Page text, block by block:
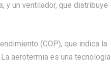
y un ventilador, que distribuye
(COP), que indica la
aerotermia es una tecnología